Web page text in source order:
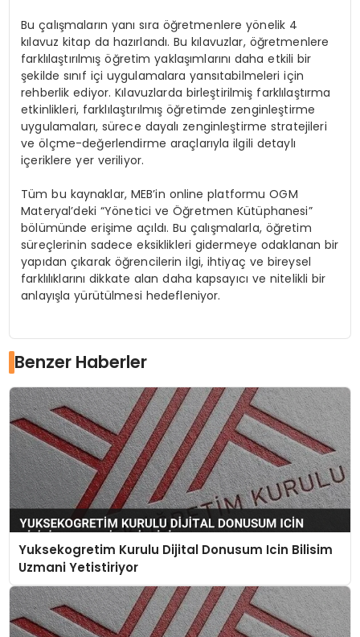
Bu çalışmaların yanı sıra öğretmenlere yönelik 4
kılavuz kitap da hazırlandı. Bu kılavuzlar, öğretmenlere
farklılaştırılmış öğretim yaklaşımlarını daha etkili bir
şekilde sınıf içi uygulamalara yansıtabilmeleri için
rehberlik ediyor. Kılavuzlarda birleştirilmiş farklılaştırma
etkinlikleri, farklılaştırılmış öğretimde zenginleştirme
uygulamaları, sürece dayalı zenginleştirme stratejileri
ve ölçme-değerlendirme araçlarıyla ilgili detaylı
içeriklere yer veriliyor.
Tüm bu kaynaklar, MEB’in online platformu OGM
Materyal’deki “Yönetici ve Öğretmen Kütüphanesi”
bölümünde erişime açıldı. Bu çalışmalarla, öğretim
süreçlerinin sadece eksiklikleri gidermeye odaklanan bir
yapıdan çıkarak öğrencilerin ilgi, ihtiyaç ve bireysel
farklılıklarını dikkate alan daha kapsayıcı ve nitelikli bir
anlayışla yürütülmesi hedefleniyor.
Benzer Haberler
Yuksekogretim Kurulu Dijital Donusum Icin Bilisim
Uzmani Yetistiriyor